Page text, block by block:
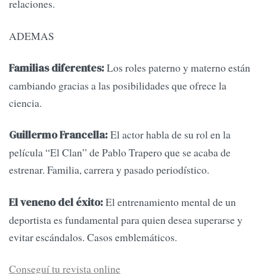
relaciones.
ADEMAS
Familias diferentes:Los roles paterno y materno están
cambiando gracias a las posibilidades que ofrece la
ciencia.
Guillermo Francella:El actor habla de su rol en la
película “El Clan” de Pablo Trapero que se acaba de
estrenar. Familia, carrera y pasado periodístico.
El veneno del éxito:El entrenamiento mental de un
deportista es fundamental para quien desea superarse y
evitar escándalos. Casos emblemáticos.
Conseguí tu revista online